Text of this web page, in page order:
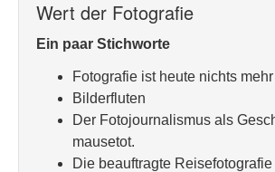
Wert der Fotografie
Ein paar Stichworte
Fotografie ist heute nichts
Bilderfluten
Der Fotojournalismus als
mausetot.
Die beauftragte